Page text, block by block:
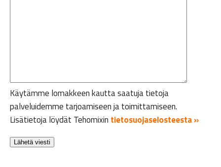
Käytämme lomakkeen kautta saatuja tietoja
palveluidemme tarjoamiseen ja toimittamiseen.
Lisätietoja löydät Tehomixin tietosuojaselosteesta »